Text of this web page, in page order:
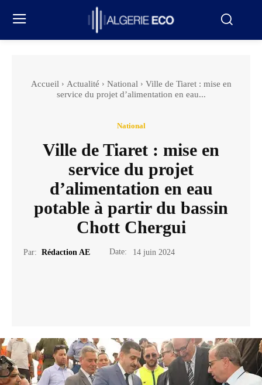
Accueil Actualité National
Ville de Tiaret : mise en
service du projet d’alimentation en eau...
National
Ville de Tiaret : mise en
service du projet
d’alimentation en eau
potable à partir du bassin
Chott Chergui
Par: Rédaction AE Date: 14 juin 2024